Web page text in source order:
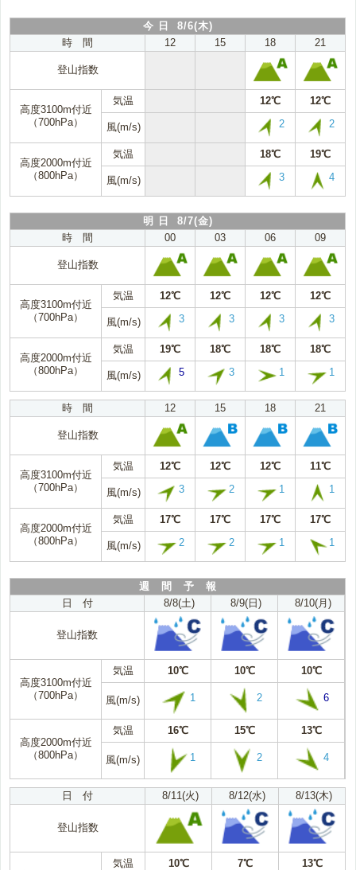
今 日 8/6(木)
時 間
12 15 18 21
登山指数
高度3100m付近
（700hPa）
気温 12℃ 12℃
風(m/s) 2 2
高度2000m付近
（800hPa）
気温 18℃ 19℃
風(m/s) 3 4
明 日 8/7(金)
時 間
00 03 06 09
登山指数
高度3100m付近
（700hPa）
気温 12℃ 12℃ 12℃ 12℃
風(m/s) 3 3 3 3
高度2000m付近
（800hPa）
気温 19℃ 18℃ 18℃ 18℃
風(m/s) 5 3 1 1
時 間 12 15 18 21
登山指数
高度3100m付近
（700hPa）
気温 12℃ 12℃ 12℃ 11℃
風(m/s) 3 2 1 1
高度2000m付近
（800hPa）
気温 17℃ 17℃ 17℃ 17℃
風(m/s) 2 2 1 1
週 間 予 報
日 付
8/8(土) 8/9(日) 8/10(月)
登山指数
高度3100m付近
（700hPa）
気温 10℃ 10℃ 10℃
風(m/s) 1 2 6
高度2000m付近
（800hPa）
気温 16℃ 15℃ 13℃
風(m/s) 1 2 4
日 付 8/11(火) 8/12(水) 8/13(木)
登山指数
気温 10℃ 7℃ 13℃